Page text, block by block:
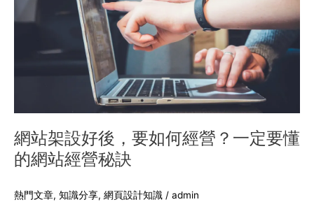
網站架設好後，要如何經營？一定要懂
的網站經營秘訣
熱門文章, 知識分享, 網頁設計知識 / admin
要
定
要
懂
的
站